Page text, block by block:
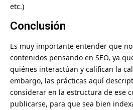
etc.)
Conclusión
Es muy importante entender que
contenidos pensando en SEO, ya
quiénes interactúan y califican la
embargo, las prácticas aquí
considerar en la estructura de ese
publicarse, para que sea bien